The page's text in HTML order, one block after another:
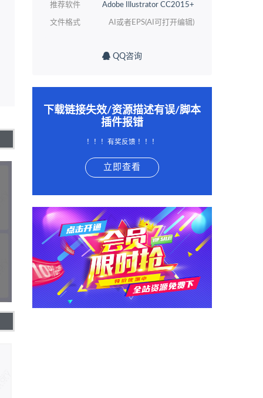
推荐软件 Adobe Illustrator CC2015+
文件格式 AI或者EPS(AI可打开编辑)
QQ咨询
下载链接失效/资源描述有误/脚本
插件报错
！！！有奖反馈 ！！！
立即查看